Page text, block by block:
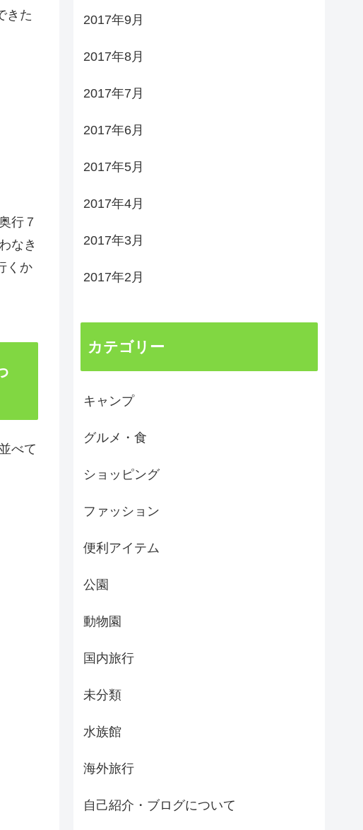
きた
行７
なき
くか
べて
2017年9月
2017年8月
2017年7月
2017年6月
2017年5月
2017年4月
2017年3月
2017年2月
カテゴリー
キャンプ
グルメ・食
ショッピング
ファッション
便利アイテム
公園
動物園
国内旅行
未分類
水族館
海外旅行
自己紹介・ブログについて